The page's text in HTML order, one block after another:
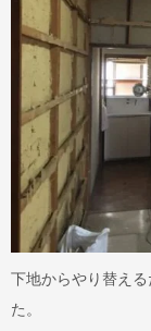
下地からやり替え
た。